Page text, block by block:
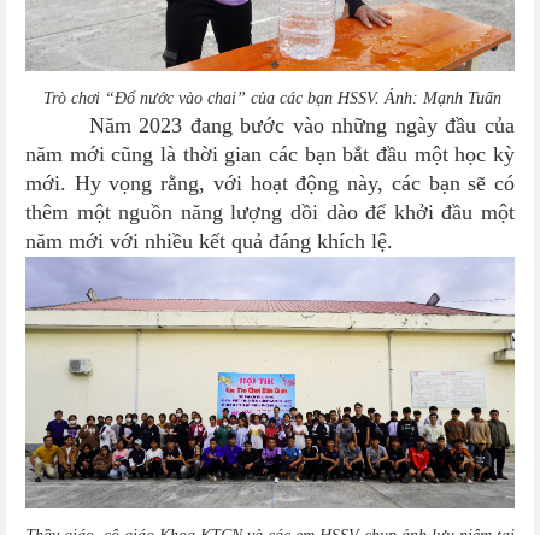
Trò chơi “Đổ nước vào chai” của các bạn HSSV. Ảnh: Mạnh Tuấn
Năm 2023 đang bước vào những ngày đầu của
năm mới cũng là thời gian các bạn bắt đầu một học kỳ
mới. Hy vọng rằng, với hoạt động này, các bạn sẽ có
thêm một nguồn năng lượng dồi dào để khởi đầu một
năm mới với nhiều kết quả đáng khích lệ.